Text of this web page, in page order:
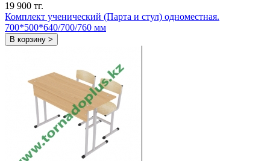
19 900 тг.
Комплект ученический (Парта и стул) одноместная.
700*500*640/700/760 мм
В корзину >